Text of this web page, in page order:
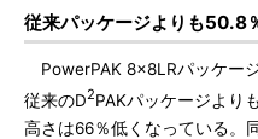
従来パッケージよりも50.8
PowerPAK 8×8LRパッケー
従来のD2PAKパッケージより
高さは66％低くなっている。